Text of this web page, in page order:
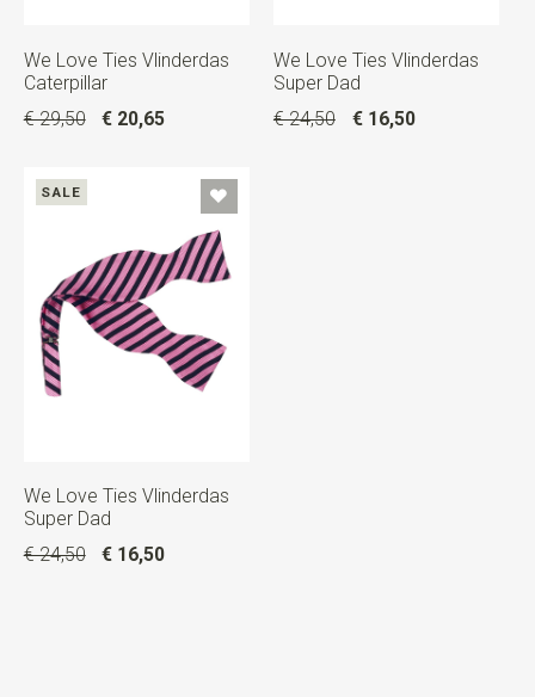
We Love Ties Vlinderdas
Caterpillar
€ 29,50
€ 20,65
We Love Ties Vlinderdas
Super Dad
€ 24,50
€ 16,50
SALE
We Love Ties Vlinderdas
Super Dad
€ 24,50
€ 16,50